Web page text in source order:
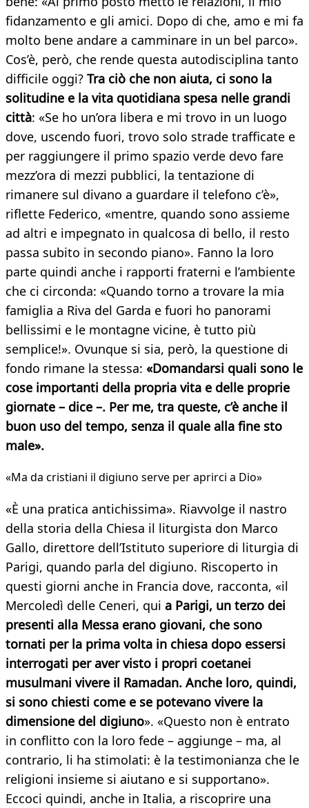
fidanzamento e gli amici. Dopo di che, amo e mi fa
molto bene andare a camminare in un bel parco».
Cos’è, però, che rende questa autodisciplina tanto
difficile oggi? Tra ciò che non aiuta, ci sono la
solitudine e la vita quotidiana spesa nelle grandi
città: «Se ho un’ora libera e mi trovo in un luogo
dove, uscendo fuori, trovo solo strade trafficate e
per raggiungere il primo spazio verde devo fare
mezz’ora di mezzi pubblici, la tentazione di
rimanere sul divano a guardare il telefono c’è»,
riflette Federico, «mentre, quando sono assieme
ad altri e impegnato in qualcosa di bello, il resto
passa subito in secondo piano». Fanno la loro
parte quindi anche i rapporti fraterni e l’ambiente
che ci circonda: «Quando torno a trovare la mia
famiglia a Riva del Garda e fuori ho panorami
bellissimi e le montagne vicine, è tutto più
semplice!». Ovunque si sia, però, la questione di
fondo rimane la stessa: «Domandarsi quali sono le
cose importanti della propria vita e delle proprie
giornate – dice –. Per me, tra queste, c’è anche il
buon uso del tempo, senza il quale alla fine sto
male».
«Ma da cristiani il digiuno serve per aprirci a Dio»
«È una pratica antichissima». Riavvolge il nastro
della storia della Chiesa il liturgista don Marco
Gallo, direttore dell’Istituto superiore di liturgia di
Parigi, quando parla del digiuno. Riscoperto in
questi giorni anche in Francia dove, racconta, «il
Mercoledì delle Ceneri, qui a Parigi, un terzo dei
presenti alla Messa erano giovani, che sono
tornati per la prima volta in chiesa dopo essersi
interrogati per aver visto i propri coetanei
musulmani vivere il Ramadan. Anche loro, quindi,
si sono chiesti come e se potevano vivere la
dimensione del digiuno». «Questo non è entrato
in conflitto con la loro fede – aggiunge – ma, al
contrario, li ha stimolati: è la testimonianza che le
religioni insieme si aiutano e si supportano».
Eccoci quindi, anche in Italia, a riscoprire una